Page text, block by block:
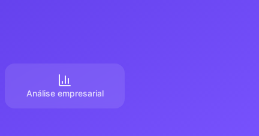
Análise empresarial